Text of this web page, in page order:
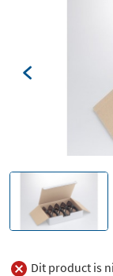
Dit product is